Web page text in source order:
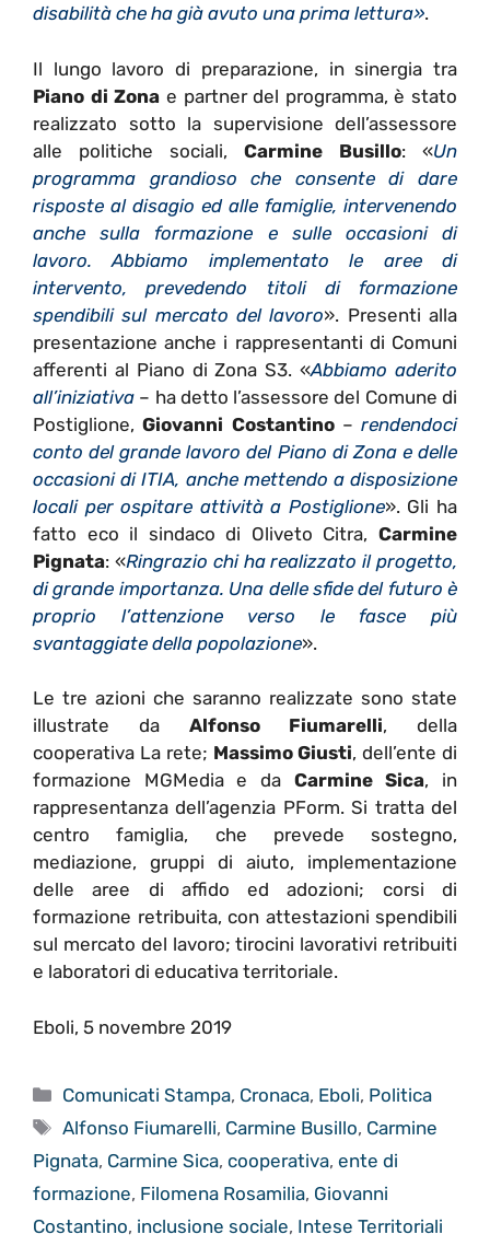
disabilità che ha già avuto una prima lettura».
Il lungo lavoro di preparazione, in sinergia tra
Piano di Zona e partner del programma, è stato
realizzato sotto la supervisione dell’assessore
alle politiche sociali, Carmine Busillo: «Un
programma grandioso che consente di dare
risposte al disagio ed alle famiglie, intervenendo
anche sulla formazione e sulle occasioni di
lavoro. Abbiamo implementato le aree di
intervento, prevedendo titoli di formazione
spendibili sul mercato del lavoro». Presenti alla
presentazione anche i rappresentanti di Comuni
afferenti al Piano di Zona S3. «Abbiamo aderito
all’iniziativa – ha detto l’assessore del Comune di
Postiglione,Giovanni Costantino– rendendoci
conto del grande lavoro del Piano di Zona e delle
occasioni di ITIA, anche mettendo a disposizione
locali per ospitare attività a Postiglione». Gli ha
fatto eco il sindaco di Oliveto Citra, Carmine
Pignata: «Ringrazio chi ha realizzato il progetto,
di grande importanza. Una delle sfide del futuro è
proprio l’attenzione verso le fasce più
svantaggiate della popolazione».
Le tre azioni che saranno realizzate sono state
illustrate da Alfonso Fiumarelli, della
cooperativa La rete; Massimo Giusti, dell’ente di
formazione MGMedia e da Carmine Sica, in
rappresentanza dell’agenzia PForm. Si tratta del
centro famiglia, che prevede sostegno,
mediazione, gruppi di aiuto, implementazione
delle aree di affido ed adozioni; corsi di
formazione retribuita, con attestazioni spendibili
sul mercato del lavoro; tirocini lavorativi retribuiti
e laboratori di educativa territoriale.
Eboli, 5 novembre 2019
Categorie
Comunicati Stampa, Cronaca, Eboli, Politica
Tag
Alfonso Fiumarelli, Carmine Busillo, Carmine
Pignata, Carmine Sica, cooperativa, ente di
formazione, Filomena Rosamilia, Giovanni
Costantino, inclusione sociale, Intese Territoriali